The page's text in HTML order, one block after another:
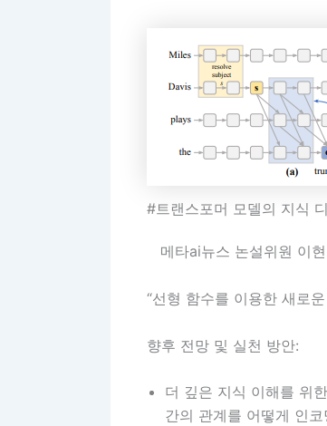
#트랜스포머 모델의 지식
메타ai뉴스 논설위원 이
“선형 함수를 이용한 새로
향후 전망 및 실천 방안:
더 깊은 지식 이해를 위
간의 관계를 어떻게 인